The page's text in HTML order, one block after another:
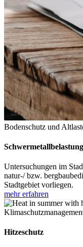
Bodenschutz und
Untersuchungen im
natur-/ bzw.
Stadtgebiet vorliegen.
mehr erfahren
Hitzeschutz